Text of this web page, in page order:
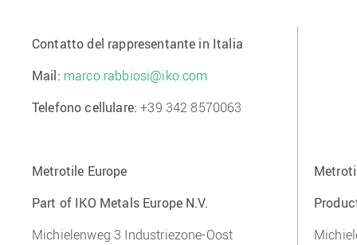
Contatto del rappresentante in Italia
Mail: marco.rabbiosi@iko.com
Telefono cellulare: +39 342 8570063
Metrotile Europe
Part of IKO Metals Europe N.V.
Michielenweg 3 Industriezone-Oost